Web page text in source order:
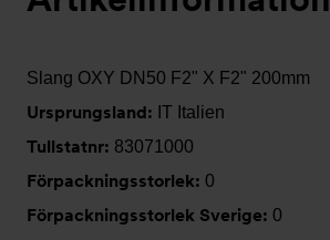
Slang OXY DN50 F2" X F2" 200mm
Ursprungsland: IT Italien
Tullstatnr: 83071000
Förpackningsstorlek: 0
Förpackningsstorlek Sverige: 0